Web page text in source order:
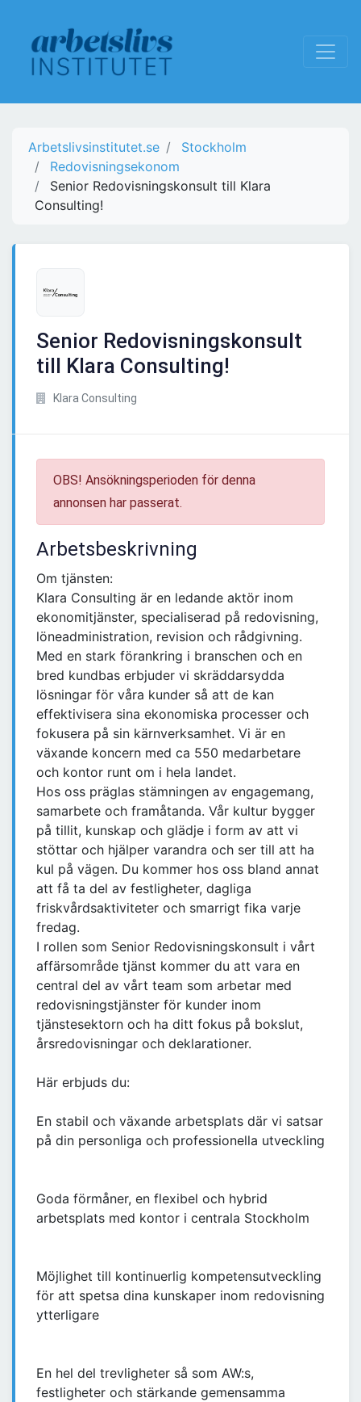
Arbetslivsinstitutet.se
Stockholm
Redovisningsekonom
Senior Redovisningskonsult till Klara
Consulting!
Senior Redovisningskonsult
till Klara Consulting!
Klara Consulting
OBS! Ansökningsperioden för denna
annonsen har passerat.
Arbetsbeskrivning
Om tjänsten:
Klara Consulting är en ledande aktör inom
ekonomitjänster, specialiserad på redovisning,
löneadministration, revision och rådgivning.
Med en stark förankring i branschen och en
bred kundbas erbjuder vi skräddarsydda
lösningar för våra kunder så att de kan
effektivisera sina ekonomiska processer och
fokusera på sin kärnverksamhet. Vi är en
växande koncern med ca 550 medarbetare
och kontor runt om i hela landet.
Hos oss präglas stämningen av engagemang,
samarbete och framåtanda. Vår kultur bygger
på tillit, kunskap och glädje i form av att vi
stöttar och hjälper varandra och ser till att ha
kul på vägen. Du kommer hos oss bland annat
att få ta del av festligheter, dagliga
friskvårdsaktiviteter och smarrigt fika varje
fredag.
I rollen som Senior Redovisningskonsult i vårt
affärsområde tjänst kommer du att vara en
central del av vårt team som arbetar med
redovisningstjänster för kunder inom
tjänstesektorn och ha ditt fokus på bokslut,
årsredovisningar och deklarationer.
Här erbjuds du:
En stabil och växande arbetsplats där vi satsar
på din personliga och professionella utveckling
Goda förmåner, en flexibel och hybrid
arbetsplats med kontor i centrala Stockholm
Möjlighet till kontinuerlig kompetensutveckling
för att spetsa dina kunskaper inom redovisning
ytterligare
En hel del trevligheter så som AW:s,
festligheter och stärkande gemensamma